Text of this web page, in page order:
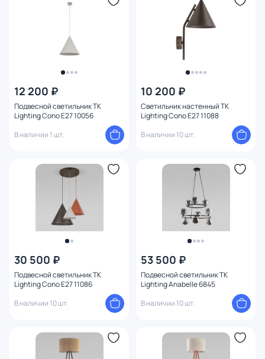
12 200 ₽
Подвесной светильник TK
Lighting Cono E27 10056
В наличии 1 шт.
10 200 ₽
Светильник настенный TK
Lighting Cono E27 11088
В наличии 10 шт.
30 500 ₽
Подвесной светильник TK
Lighting Cono E27 11086
В наличии 10 шт.
53 500 ₽
Подвесной светильник TK
Lighting Anabelle 6845
В наличии 10 шт.
Мощность ламп